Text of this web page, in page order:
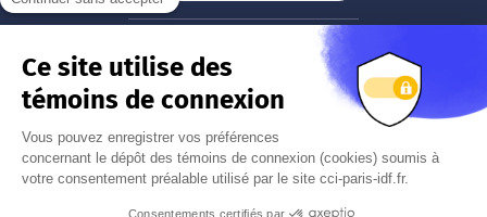
Instagram
S'abonner à la newsletter